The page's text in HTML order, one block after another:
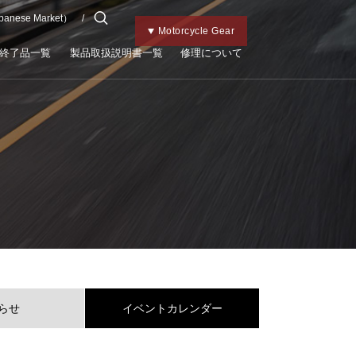
Motorcycle Gear
Kabutoトップ
Bicycle Gear
チャイルドメット
Market）
了品一覧 製品取扱説明書一覧 修理について
せ イベントカレンダー